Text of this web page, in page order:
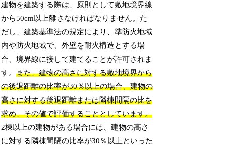
建物を建築する際は、原則として敷地境界線
から50cm以上離さなければなりません。た
だし、建築基準法の規定により、準防火地域
内や防火地域で、外壁を耐火構造とする場
合、境界線に接して建てることが許可されま
す。また、建物の高さに対する敷地境界から
の後退距離の比率が30％以上の場合、建物の
高さに対する後退距離または隣棟間隔の比を
求め、その値で評価することとしています。
2棟以上の建物がある場合には、建物の高さ
に対する隣棟間隔の比率が30％以上といった